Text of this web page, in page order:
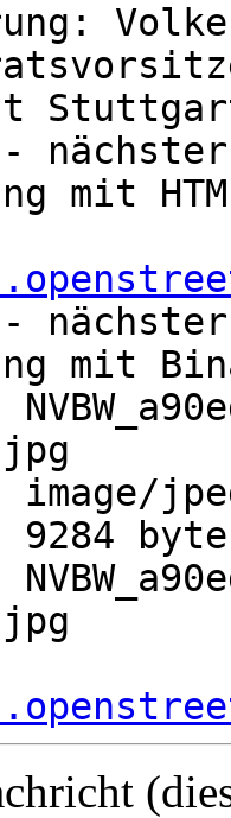
mit
mit